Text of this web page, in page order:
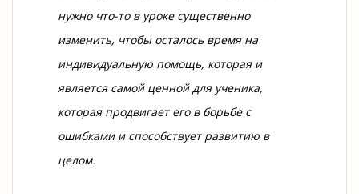
нужно что-то в уроке существенно
изменить, чтобы осталось время на
индивидуальную помощь, которая и
является самой ценной для ученика,
которая продвигает его в борьбе с
ошибками и способствует развитию в
целом.